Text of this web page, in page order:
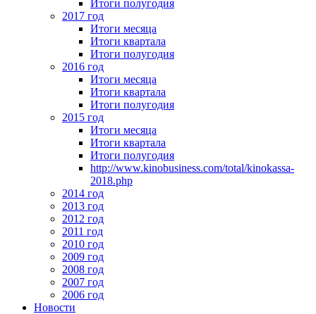
Итоги полугодия
2017 год
Итоги месяца
Итоги квартала
Итоги полугодия
2016 год
Итоги месяца
Итоги квартала
Итоги полугодия
2015 год
Итоги месяца
Итоги квартала
Итоги полугодия
http://www.kinobusiness.com/total/kinokassa-
2018.php
2014 год
2013 год
2012 год
2011 год
2010 год
2009 год
2008 год
2007 год
2006 год
Новости